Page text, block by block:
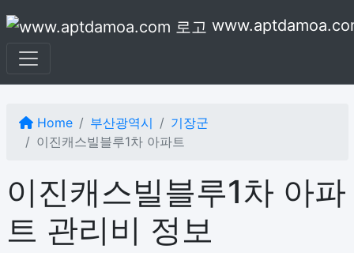
Home 부산광역시
기장군
이진캐스빌블루1차 아파트
이진캐스빌블루1차 아파
트 관리비 정보